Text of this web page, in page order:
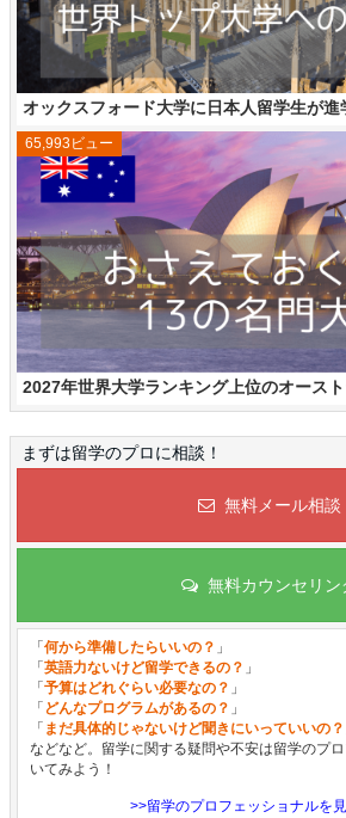
オックスフォード大学に日本人留学生が進
2027年世界大学ランキング上位のオース
65,993ビュー
まずは留学のプロに相談！
無料メール相談
無料カウンセリン
「何から準備したらいいの？ 」
「英語力ないけど留学できるの？ 」
「予算はどれぐらい必要なの？ 」
「 どんなプログラムがあるの？ 」
「 まだ具体的じゃないけど聞きにいっていいの？
などなど。留学に関する疑問や不安は留学のプ
いてみよう！
>>留学のプロフェッショナルを